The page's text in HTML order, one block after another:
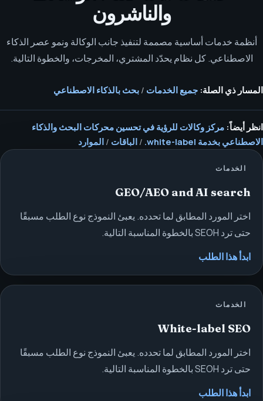
والناشرون
أنظمة خدمات أساسية مصممة لتنفيذ جانب الوكالة ونمو عصر الذكاء
الاصطناعي. كل نظام يحدّد المشتري، المخرجات، والخطوة التالية.
المسار ذي الصلة: جميع الخدمات / بحث بالذكاء الاصطناعي
انظر أيضاً: مركز وكالات للرؤية في تحسين محركات البحث والذكاء
الاصطناعي بخدمة white-label.
/ الباقات / الموارد
الخدمات
GEO/AEO and AI search
اختر المورد المطابق لما تحدده. يعبئ النموذج نوع الطلب مسبقًا
حتى ترد SEOH بالخطوة المناسبة التالية.
ابدأ هذا الطلب
الخدمات
White-label SEO
اختر المورد المطابق لما تحدده. يعبئ النموذج نوع الطلب مسبقًا
حتى ترد SEOH بالخطوة المناسبة التالية.
ابدأ هذا الطلب